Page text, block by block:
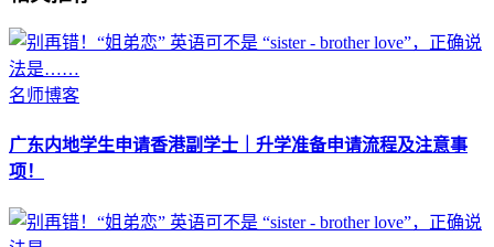
名师博客
广东内地学生申请香港副学士｜升学准备申请流程及注意事
项！